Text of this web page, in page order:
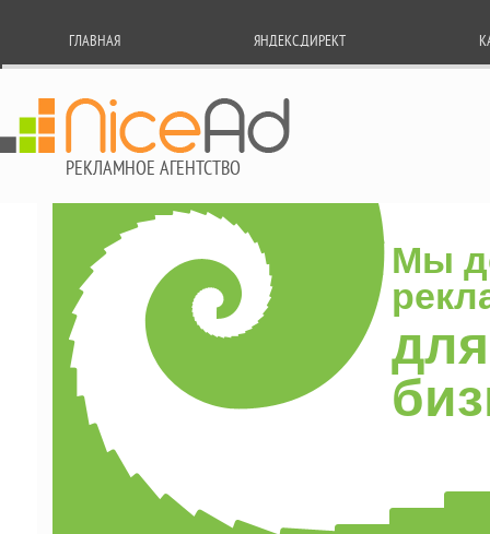
ГЛАВНАЯ ЯНДЕКС.ДИРЕКТ
РЕКЛАМНОЕ АГЕНТСТВО
Мы
для